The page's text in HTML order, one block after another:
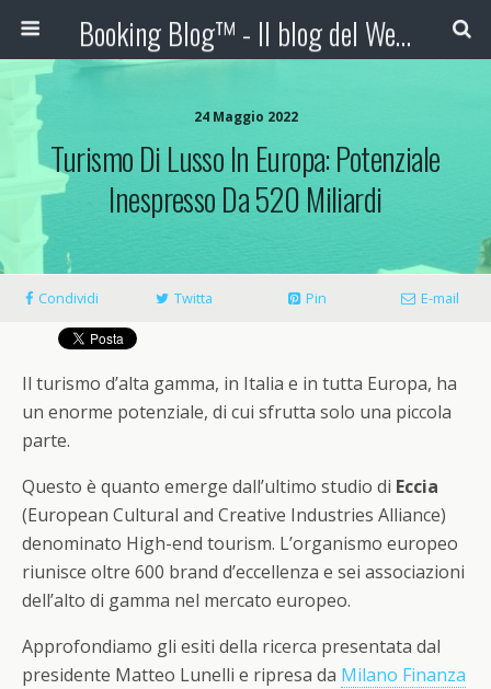
Booking Blog™ - Il blog del Web Marketing Turistico
24 Maggio 2022
Turismo Di Lusso In Europa: Potenziale
Inespresso Da 520 Miliardi
Condividi Twitta Pin E-mail
Il turismo d’alta gamma, in Italia e in tutta Europa, ha
un enorme potenziale, di cui sfrutta solo una piccola
parte.
Questo è quanto emerge dall’ultimo studio di Eccia
(European Cultural and Creative Industries Alliance)
denominato High-end tourism. L’organismo europeo
riunisce oltre 600 brand d’eccellenza e sei associazioni
dell’alto di gamma nel mercato europeo.
Approfondiamo gli esiti della ricerca presentata dal
presidente Matteo Lunelli e ripresa da Milano Finanza